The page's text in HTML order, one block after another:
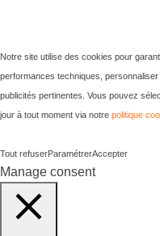
Notre site utilise des cookies pour
performances techniques,
publicités pertinentes. Vous pouvez
jour à tout moment via notre politique
Tout refuserParamétrerAccepter
Manage consent